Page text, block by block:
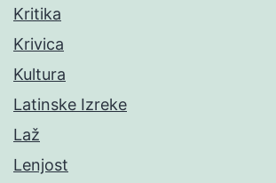
Kritika
Krivica
Kultura
Latinske Izreke
Laž
Lenjost